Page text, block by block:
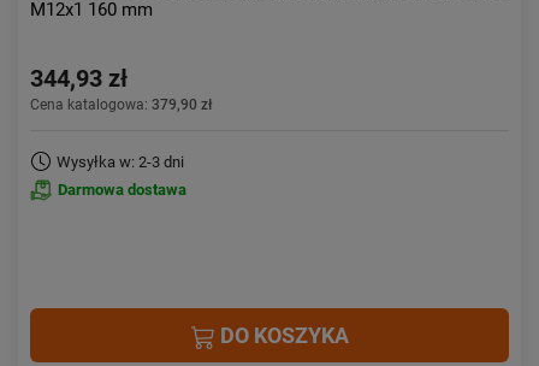
M12x1 160 mm
344,93 zł
Cena katalogowa: 379,90 zł
Wysyłka w: 2-3 dni
Darmowa dostawa
DO KOSZYKA